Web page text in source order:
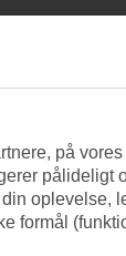
på vores
pålideligt
oplevelse,
formål